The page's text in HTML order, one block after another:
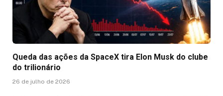
Queda das ações da SpaceX tira Elon Musk do clube
do trilionário
26 de julho de 2026